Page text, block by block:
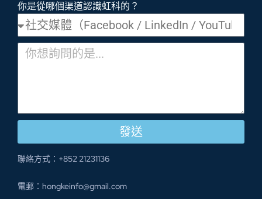
你是從哪個渠道認識虹科的？
發送
聯絡方式：+852 21231136
電郵：hongkeinfo@gmail.com